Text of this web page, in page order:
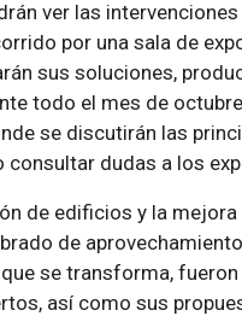
ver las
por una sala de
sus soluciones,
todo el mes de
se discutirán las
consultar dudas a los
de edificios y la
de
se transforma,
así como sus